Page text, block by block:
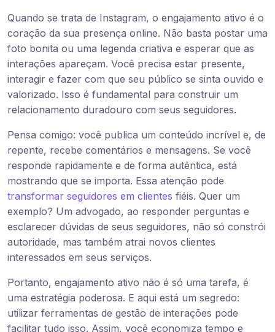
Quando se trata de Instagram, o engajamento ativo é o
coração da sua presença online. Não basta postar uma
foto bonita ou uma legenda criativa e esperar que as
interações apareçam. Você precisa estar presente,
interagir e fazer com que seu público se sinta ouvido e
valorizado. Isso é fundamental para construir um
relacionamento duradouro com seus seguidores.
Pensa comigo: você publica um conteúdo incrível e, de
repente, recebe comentários e mensagens. Se você
responde rapidamente e de forma autêntica, está
mostrando que se importa. Essa atenção pode
transformar seguidores em clientes fiéis. Quer um
exemplo? Um advogado, ao responder perguntas e
esclarecer dúvidas de seus seguidores, não só constrói
autoridade, mas também atrai novos clientes
interessados em seus serviços.
Portanto, engajamento ativo não é só uma tarefa, é
uma estratégia poderosa. E aqui está um segredo:
utilizar ferramentas de gestão de interações pode
facilitar tudo isso. Assim, você economiza tempo e